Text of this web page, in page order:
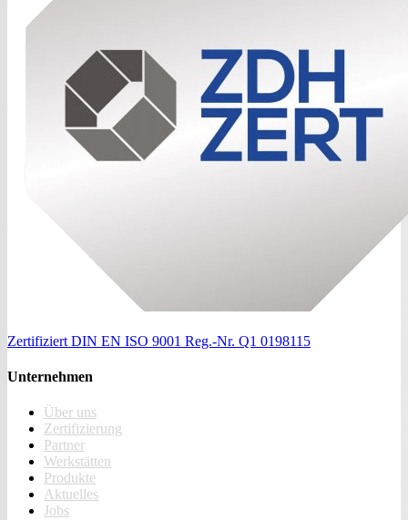
Zertifiziert DIN EN ISO 9001 Reg.-Nr. Q1 0198115
Unternehmen
Über uns
Zertifizierung
Partner
Werkstätten
Produkte
Aktuelles
Jobs